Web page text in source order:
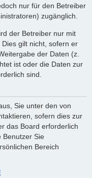
nur für den Betreiber
zugänglich.
der Betreiber nur mit
gilt nicht, sofern er
der Daten (z.
ist oder die Daten zur
sind.
Sie unter den von
sofern dies zur
das Board erforderlich
Benutzer Sie
Bereich